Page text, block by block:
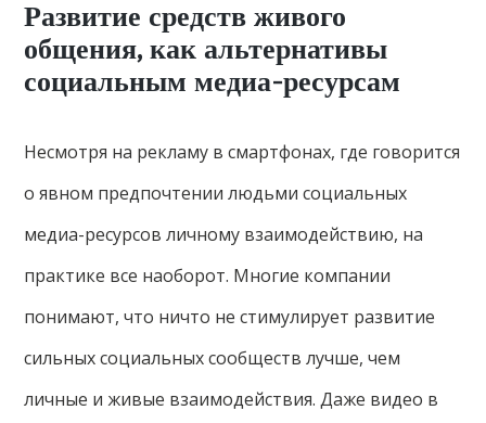
Развитие средств живого
общения, как альтернативы
социальным медиа-ресурсам
Несмотря на рекламу в смартфонах, где говорится
о явном предпочтении людьми социальных
медиа-ресурсов личному взаимодействию, на
практике все наоборот. Многие компании
понимают, что ничто не стимулирует развитие
сильных социальных сообществ лучше, чем
личные и живые взаимодействия. Даже видео в